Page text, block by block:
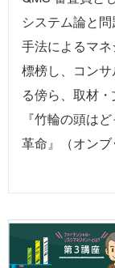
システム論と
手法によるマ
標榜し、コン
る傍ら、取材
『竹輪の頭はど
革命』（オンブ